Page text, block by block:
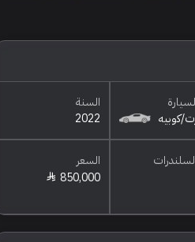
كوبيه
السنة
2022
السعر
850,000